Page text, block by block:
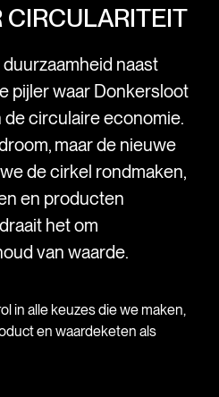
CIRCULARITEIT
naast
pijler waar Donkersloot
de circulaire economie.
maar de nieuwe
de cirkel rondmaken,
en producten
het om
van waarde.
in alle keuzes die we maken,
en waardeketen als